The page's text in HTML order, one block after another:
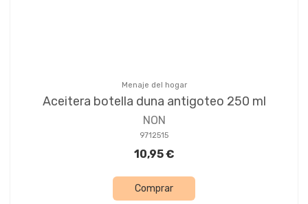
Menaje del hogar
Aceitera botella duna antigoteo 250 ml
NON
9712515
10,95 €
Comprar